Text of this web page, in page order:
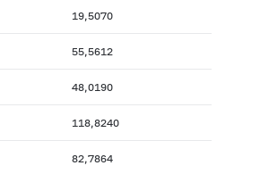
19,5070
55,5612
48,0190
118,8240
82,7864